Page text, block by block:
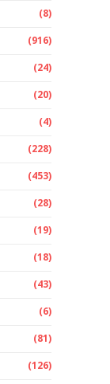
(8)
(916)
(24)
(20)
(4)
(228)
(453)
(28)
(19)
(18)
(43)
(6)
(81)
(126)